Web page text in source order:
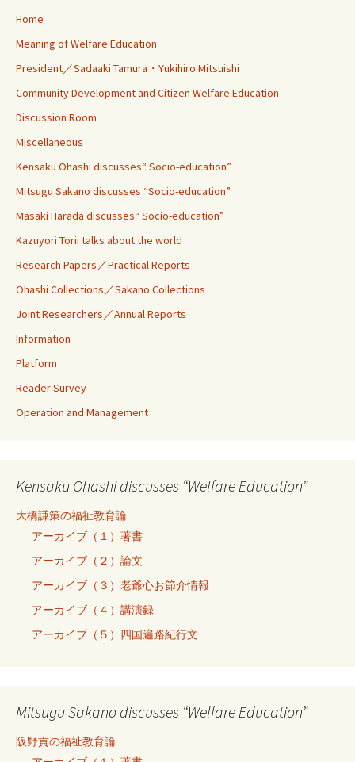
Home
Meaning of Welfare Education
President／Sadaaki Tamura・Yukihiro Mitsuishi
Community Development and Citizen Welfare Education
Discussion Room
Miscellaneous
Kensaku Ohashi discusses“ Socio-education”
Mitsugu Sakano discusses “Socio-education”
Masaki Harada discusses“ Socio-education”
Kazuyori Torii talks about the world
Research Papers／Practical Reports
Ohashi Collections／Sakano Collections
Joint Researchers／Annual Reports
Information
Platform
Reader Survey
Operation and Management
Kensaku Ohashi discusses “Welfare Education”
大橋謙策の福祉教育論
アーカイブ（１）著書
アーカイブ（２）論文
アーカイブ（３）老爺心お節介情報
アーカイブ（４）講演録
アーカイブ（５）四国遍路紀行文
Mitsugu Sakano discusses “Welfare Education”
阪野貢の福祉教育論